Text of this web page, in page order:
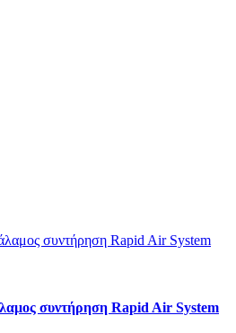
συντήρηση Rapid Air System